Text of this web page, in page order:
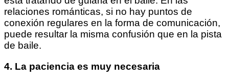
relaciones románticas, si no hay puntos de
conexión regulares en la forma de comunicación,
puede resultar la misma confusión que en la pista
de baile.
4. La paciencia es muy necesaria